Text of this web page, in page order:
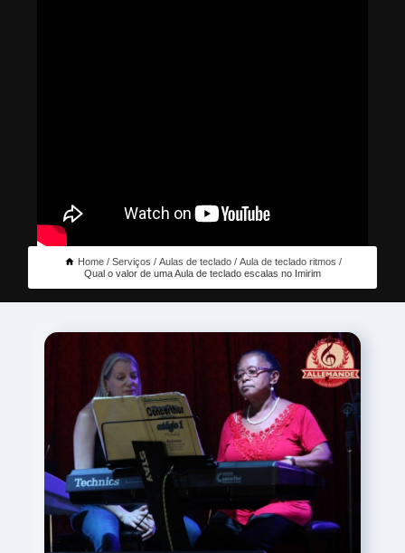
Home Serviços Aulas de teclado
Aula de teclado ritmos
Qual o valor de uma Aula de teclado escalas no Imirim